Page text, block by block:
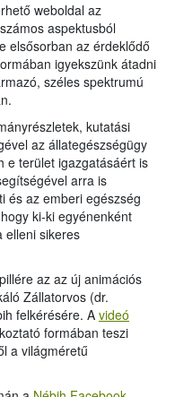
weboldal az
aspektusból
elsősorban az érdeklődő
igyekszünk átadni
széles spektrumú
kutatási
az állategészségügy
e terület igazgatásáért is
arra is
és az emberi egészség
ki-ki egyénenként
elleni sikeres
az az új animációs
Zállatorvos (dr.
felkérésére. A videó
formában teszi
a világméretű